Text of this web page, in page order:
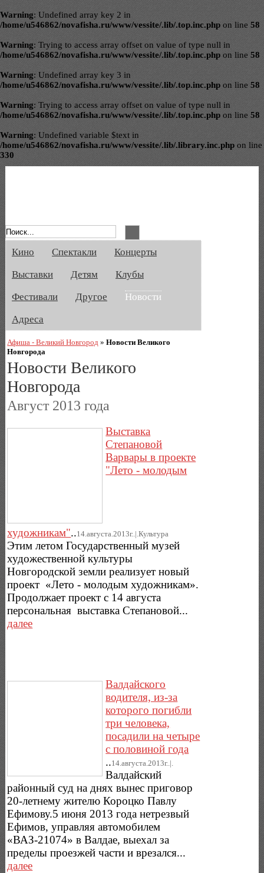
Warning: Undefined array key 2 in
/home/u546862/novafisha.ru/www/vessite/.lib/.top.inc.php on line 58
Warning: Trying to access array offset on value of type null in
/home/u546862/novafisha.ru/www/vessite/.lib/.top.inc.php on line 58
Warning: Undefined array key 3 in
/home/u546862/novafisha.ru/www/vessite/.lib/.top.inc.php on line 58
Warning: Trying to access array offset on value of type null in
/home/u546862/novafisha.ru/www/vessite/.lib/.top.inc.php on line 58
Warning: Undefined variable $text in
/home/u546862/novafisha.ru/www/vessite/.lib/.library.inc.php on line
330
Кино Спектакли
Концерты
Выставки
Детям
Клубы
Фестивали
Другое
Новости
Адреса
Афиша - Великий Новгород »Новости Великого
Новгорода
Новости Великого
Новгорода
Август 2013 года
Выставка
Степановой
Варвары в проекте
"Лето - молодым
художникам"..14.августа.2013г..|.Культура
Этим летом Государственный музей
художественной культуры
Новгородской земли реализует новый
проект «Лето - молодым художникам».
Продолжает проект с 14 августа
персональная выставка Степановой...
далее
Валдайского
водителя, из-за
которого погибли
три человека,
посадили на четыре
с половиной года
..14.августа.2013г..|.
Валдайский
районный суд на днях вынес приговор
20-летнему жителю Короцко Павлу
Ефимову.5 июня 2013 года нетрезвый
Ефимов, управляя автомобилем
«ВАЗ-21074» в Валдае, выехал за
пределы проезжей части и врезался...
далее